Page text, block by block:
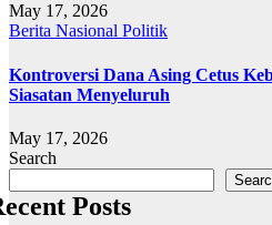
May 17, 2026
Berita Nasional Politik
Kontroversi Dana Asing Cetus
Siasatan Menyeluruh
May 17, 2026
Search
Posts